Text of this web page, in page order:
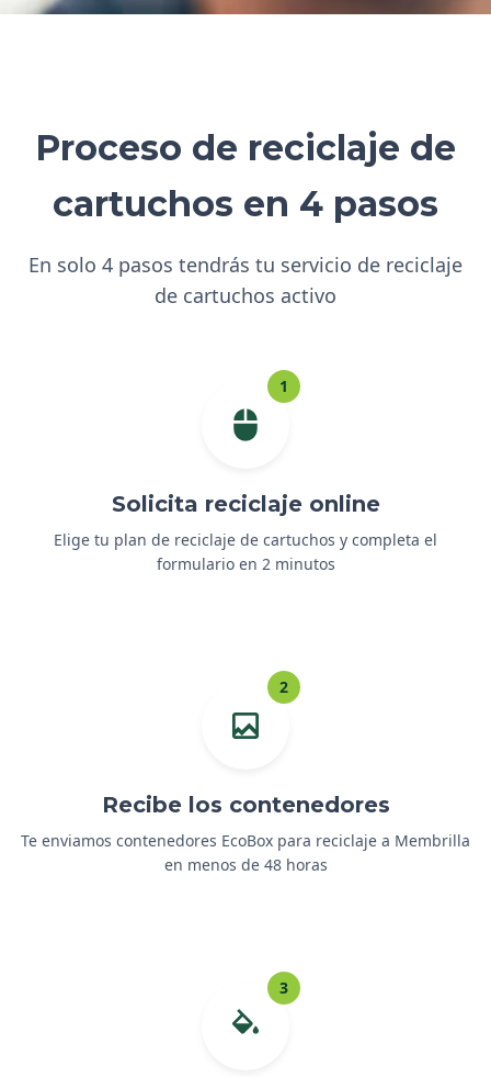
Proceso de reciclaje de
cartuchos en 4 pasos
En solo 4 pasos tendrás tu servicio de reciclaje
de cartuchos activo
1
Solicita reciclaje online
Elige tu plan de reciclaje de cartuchos y completa el
formulario en 2 minutos
2
Recibe los contenedores
Te enviamos contenedores EcoBox para reciclaje a Membrilla
en menos de 48 horas
3